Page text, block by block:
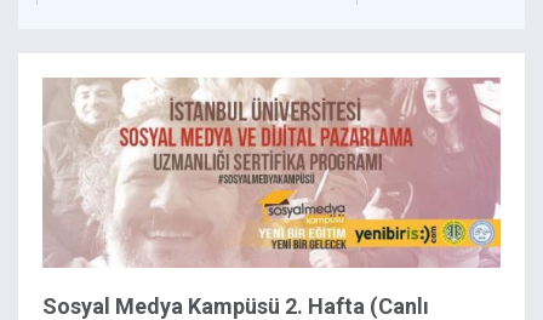
Sosyal Medya Kampüsü 2. Hafta (Canlı